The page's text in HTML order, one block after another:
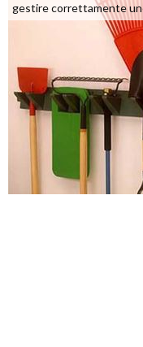
gestire correttamente